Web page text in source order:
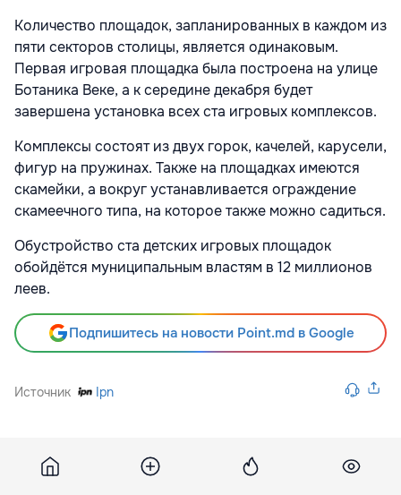
Количество площадок, запланированных в каждом из
пяти секторов столицы, является одинаковым.
Первая игровая площадка была построена на улице
Ботаника Веке, а к середине декабря будет
завершена установка всех ста игровых комплексов.
Комплексы состоят из двух горок, качелей, карусели,
фигур на пружинах. Также на площадках имеются
скамейки, а вокруг устанавливается ограждение
скамеечного типа, на которое также можно садиться.
Обустройство ста детских игровых площадок
обойдётся муниципальным властям в 12 миллионов
леев.
Подпишитесь на новости Point.md в Google
Источник Ipn